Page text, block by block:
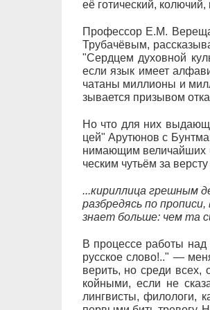
её го­ти­че­с­кий,
Про­фес­сор Е.М.
Тру­ба­чё­вым,
"Серд­цем ду­хов­ной
ес­ли язык име­ет
ча­та­ны мил­ли­о­ны и
зы­ва­ет­ся при­зы­вом
Но что для них
цей" Ару­тю­нов с
ни­ма­ю­щим ве­ли­чай­ших
че­с­ким чу­ть­ём за
...ки­рил­ли­ца греш­ным
раз­бре­дясь по про­пи­си,
зна­ет боль­ше: чем та
В про­цес­се ра­бо­ты над
рус­ское сло­во!.." —
ве­рить, но сре­ди всех,
кой­ны­ми, ес­ли не
линг­ви­с­ты, фи­ло­ло­ги,